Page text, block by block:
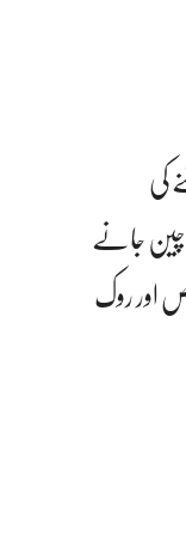
کی
چین جانے
اور روک